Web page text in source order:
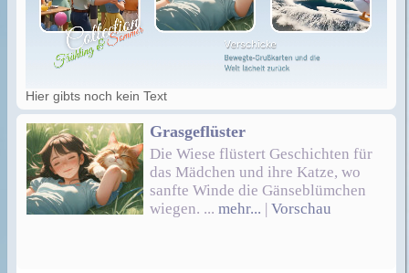
Hier gibts noch kein Text
Grasgeflüster
Die Wiese flüstert Geschichten für
das Mädchen und ihre Katze, wo
sanfte Winde die Gänseblümchen
wiegen. ... mehr... | Vorschau